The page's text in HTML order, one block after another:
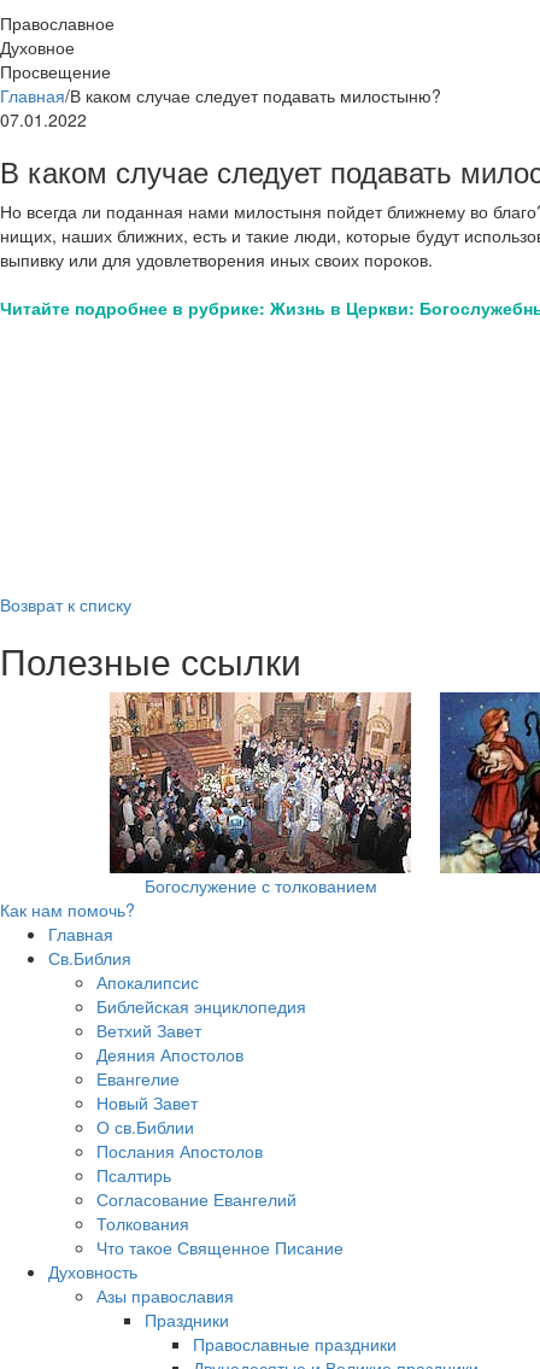
Православное
Духовное
Просвещение
Главная/В каком случае следует подавать милостыню?
07.01.2022
В каком случае следует подавать
Но всегда ли поданная нами милостыня пойдет ближнему во
нищих, наших ближних, есть и такие люди, которые будут
выпивку или для удовлетворения иных своих пороков.
Читайте подробнее в рубрике: Жизнь в Церкви:
Возврат к списку
Полезные ссылки
Богослужение с толкованием
Как нам помочь?
Главная
Св.Библия
Апокалипсис
Библейская энциклопедия
Ветхий Завет
Деяния Апостолов
Евангелие
Новый Завет
О св.Библии
Послания Апостолов
Псалтирь
Согласование Евангелий
Толкования
Что такое Священное Писание
Духовность
Азы православия
Праздники
Православные праздники